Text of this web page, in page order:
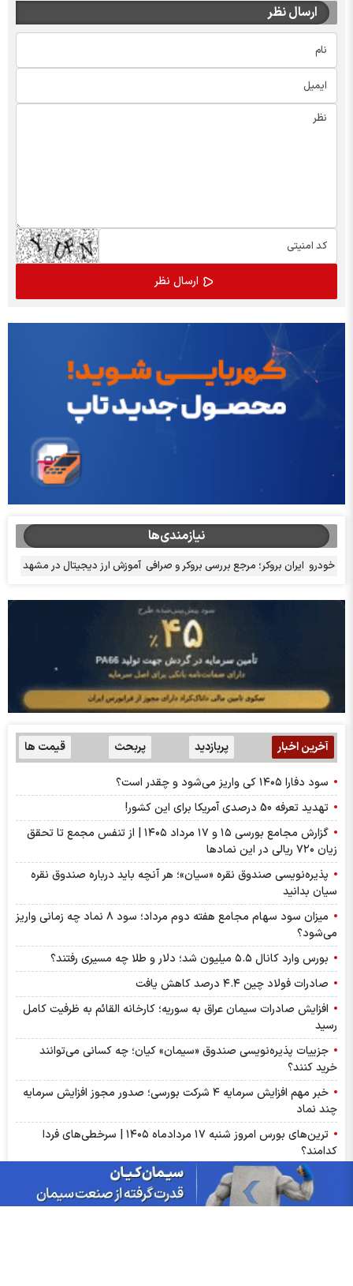
ارسال نظر
نیازمندی‌ها
خودرو ایران بروکر؛ مرجع بررسی بروکر و صرافی آموزش ارز دیجیتال در مشهد
آخرین اخبار پربازدید پربحث قیمت ها
سود دفارا ۱۴۰۵ کی واریز می‌شود و چقدر است؟
تهدید تعرفه 50 درصدی آمریکا برای این کشور!
گزارش مجامع بورسی ۱۵ و ۱۷ مرداد ۱۴۰۵ | از تنفس مجمع تا تحقق
زیان ۷۲۰ ریالی در این نماد‌ها
پذیره‌نویسی صندوق نقره «سیان»؛ هر آنچه باید درباره صندوق نقره
سیان بدانید
میزان سود سهام مجامع هفته دوم مرداد؛ سود ۸ نماد چه زمانی واریز
می‌شود؟
بورس وارد کانال ۵.۵ میلیون شد؛ دلار و طلا چه مسیری رفتند؟
صادرات فولاد چین ۴.۴ درصد کاهش یافت
افزایش صادرات سیمان عراق به سوریه؛ کارخانه القائم به ظرفیت کامل
رسید
جزییات پذیره‌نویسی صندوق «سیمان» کیان؛ چه کسانی می‌توانند
خرید کنند؟
خبر مهم افزایش سرمایه ۴ شرکت بورسی؛ صدور مجوز افزایش سرمایه
چند نماد
ترین‌های بورس امروز شنبه ۱۷ مردادماه ۱۴۰۵ | سرخطی‌های فردا
کدامند؟
اخبار مهم بورس فردا یکشنبه ۱۸ مرداد ۱۴۰۵ | از رشد شاخص تا
پذیره‌نویسی صندوق‌ها